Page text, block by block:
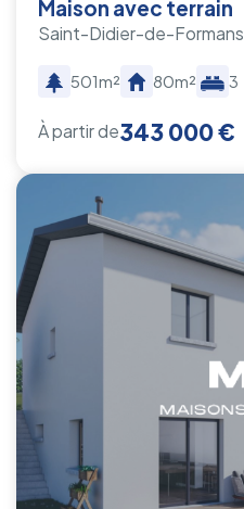
Maison avec terrain
Saint-Didier-de-Formans
501m² 80m² 3
À partir de343 000 €